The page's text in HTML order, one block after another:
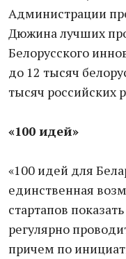
Администрации
Дюжина лучших
Белорусского
до 12 тысяч
тысяч российских
«100 идей»
«100 идей для
единственная
стартапов
регулярно
причем по